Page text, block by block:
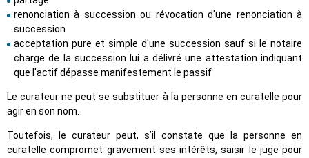
renonciation à succession ou révocation d'une renonciation à
succession
acceptation pure et simple d'une succession sauf si le notaire
charge de la succession lui a délivré une attestation indiquant
que l'actif dépasse manifestement le passif
Le curateur ne peut se substituer à la personne en curatelle pour
agir en son nom.
Toutefois, le curateur peut, s’il constate que la personne en
curatelle compromet gravement ses intérêts, saisir le juge pour